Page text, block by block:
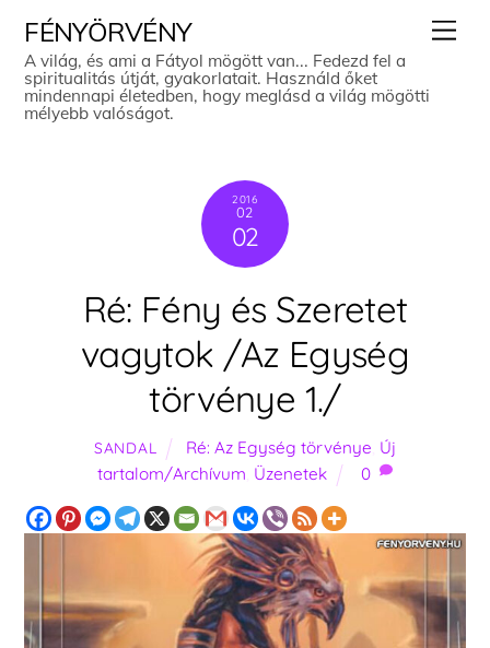
content
FÉNYÖRVÉNY
A világ, és ami a Fátyol mögött van... Fedezd fel a
spiritualitás útját, gyakorlatait. Használd őket
mindennapi életedben, hogy meglásd a világ mögötti
mélyebb valóságot.
2016
02
02
Ré: Fény és Szeretet
vagytok /Az Egység
törvénye 1./
SANDAL Ré: Az Egység törvénye Új
tartalom/Archívum Üzenetek 0